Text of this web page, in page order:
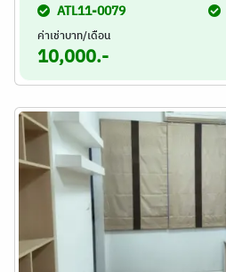
ATL11-0079
ค่าเช่าบาท/เดือน
10,000.-